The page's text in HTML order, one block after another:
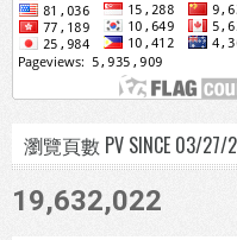
瀏覽頁數 PV SINCE 03/27/
19,632,022